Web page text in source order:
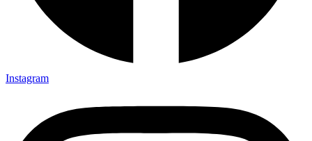
Instagram